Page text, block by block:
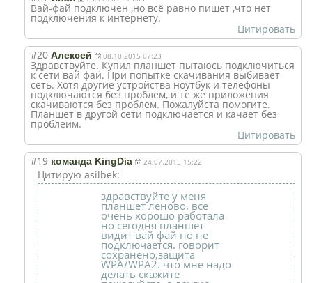
Вай-фай подключен ,но всё равно пишет ,что нет
подключения к интернету.
Цитировать
#20 Алексей 08.10.2015 07:23
Здравствуйте. Купил планшет пытаюсь подключиться
к сети вай фай. При попытке скачивания выбивает
сеть. Хотя другие устройства ноутбук и телефоны
подключаются без проблем, и те же приложения
скачиваются без проблем. Пожалуйста помогите.
Планшет в другой сети подключается и качает без
проблеим.
Цитировать
#19 команда KingDia 24.07.2015 15:22
Цитирую asilbek:
здравствуйте у меня
планшет леново. все
очень хорошо работала
но сегодня планшет
видит вай фай но не
подключается. говорит
сохранено,защита
WPA/WPA2. что мне надо
делать скажите